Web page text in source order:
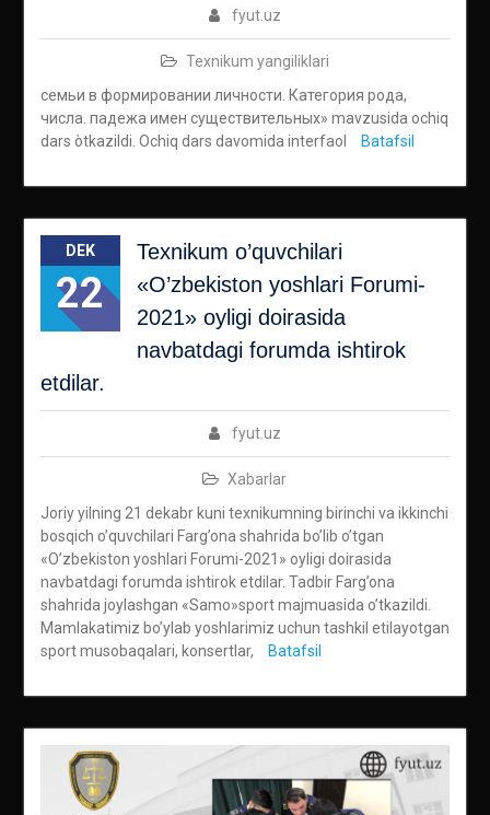
fyut.uz
Texnikum yangiliklari
семьи в формировании личности. Категория рода,
числа. падежа имен существительныx» mavzusida ochiq
dars òtkazildi. Ochiq dars davomida interfaol
Batafsil
DEK
22
Texnikum o’quvchilari
«O’zbekiston yoshlari Forumi-
2021» oyligi doirasida
navbatdagi forumda ishtirok
etdilar.
fyut.uz
Xabarlar
Joriy yilning 21 dekabr kuni texnikumning birinchi va ikkinchi
bosqich o’quvchilari Farg’ona shahrida bo’lib o’tgan
«O’zbekiston yoshlari Forumi-2021» oyligi doirasida
navbatdagi forumda ishtirok etdilar. Tadbir Farg’ona
shahrida joylashgan «Samo»sport majmuasida o’tkazildi.
Mamlakatimiz bo’ylab yoshlarimiz uchun tashkil etilayotgan
sport musobaqalari, konsertlar,
Batafsil